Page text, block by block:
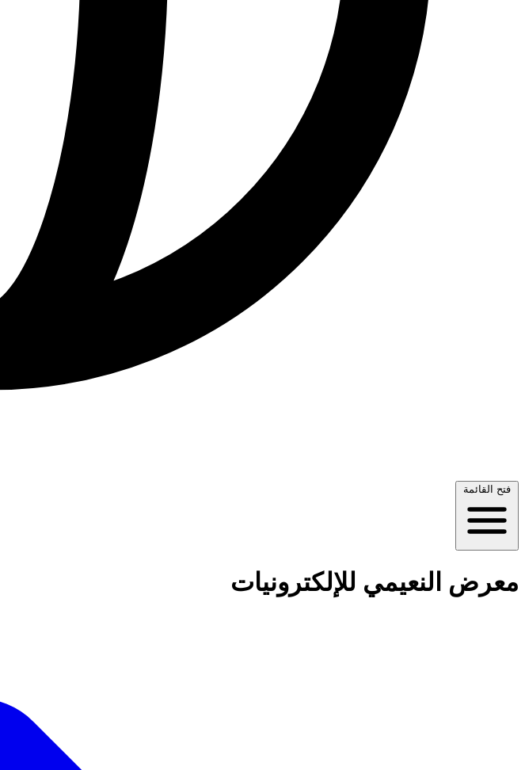
فتح القائمة
معرض النعيمي للإلكترونيات